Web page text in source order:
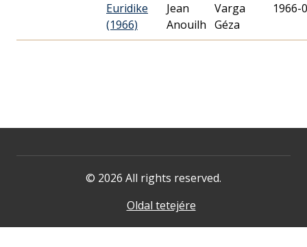
Euridike
(1966)
Jean
Anouilh
Varga
Géza
1966-
© 2026 All rights reserved.
Oldal tetejére